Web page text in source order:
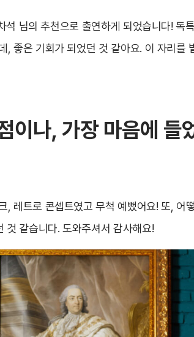
님의 추천으로 출연하게 되었습니다! 독
, 좋은 기회가 되었던 것 같아요. 이 자리를
이나, 가장 마음에 들
, 레트로 콘셉트였고 무척 예뻤어요! 또, 어
것 같습니다. 도와주셔서 감사해요!